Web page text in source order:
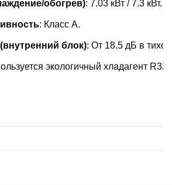
обогрев): 7.03 кВт / 7.3 кВт.
: Класс A.
блок): От 18.5 дБ в
экологичный хладагент R32.